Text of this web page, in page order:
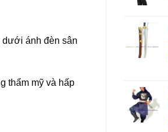
ánh đèn sân
thẩm mỹ và hấp